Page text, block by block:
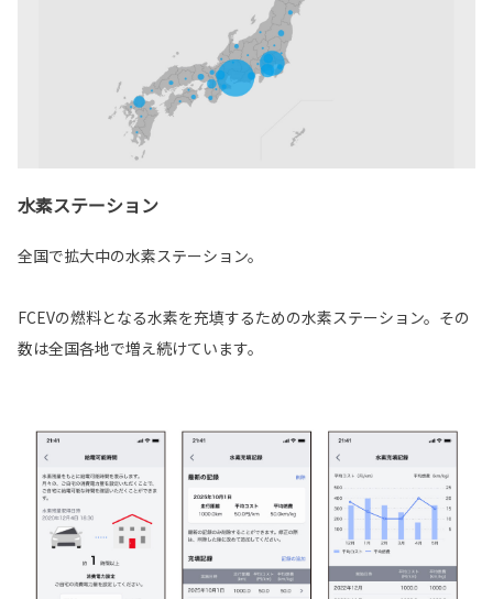
水素ステーション
全国で拡大中の水素ステーション。
FCEVの燃料となる水素を充填するための水素ステーション。その
数は全国各地で増え続けています。